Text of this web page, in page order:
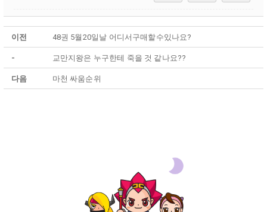
이전 48권 5월20일날 어디서구매할수있나요?
- 교만지왕은 누구한테 죽을 것 같나요??
다음 마천 싸움순위